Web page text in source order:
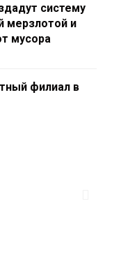
систему
мерзлотой и
мусора
филиал в